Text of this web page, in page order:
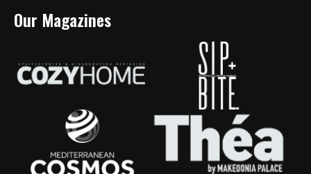
Our Magazines